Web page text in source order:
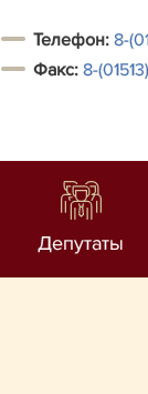
Телефон: 8-
Факс: 8-
Депутаты